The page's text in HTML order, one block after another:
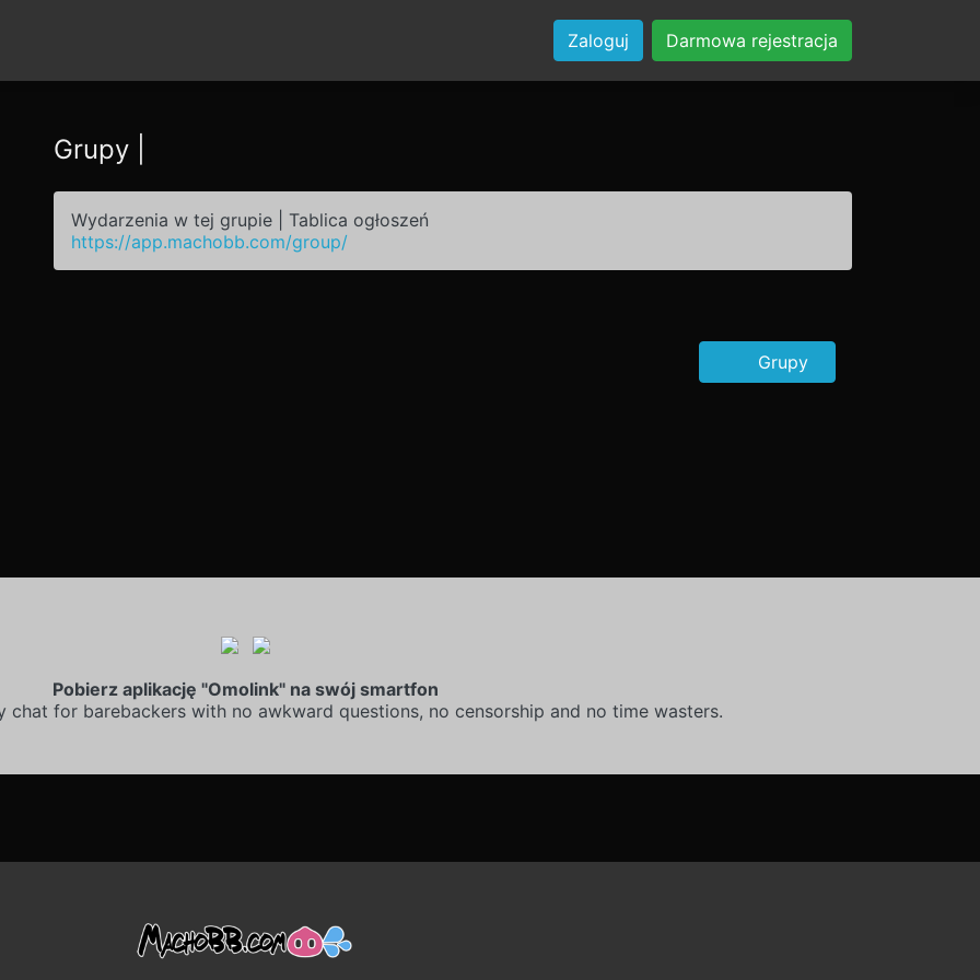
Zaloguj Darmowa rejestracja
Grupy |
Wydarzenia w tej grupie | Tablica ogłoszeń
https://app.machobb.com/group/
Grupy
Pobierz aplikację "Omolink" na swój smartfon
chat for barebackers with no awkward questions, no censorship and no time wasters.